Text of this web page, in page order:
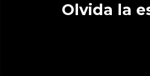
Olvida la